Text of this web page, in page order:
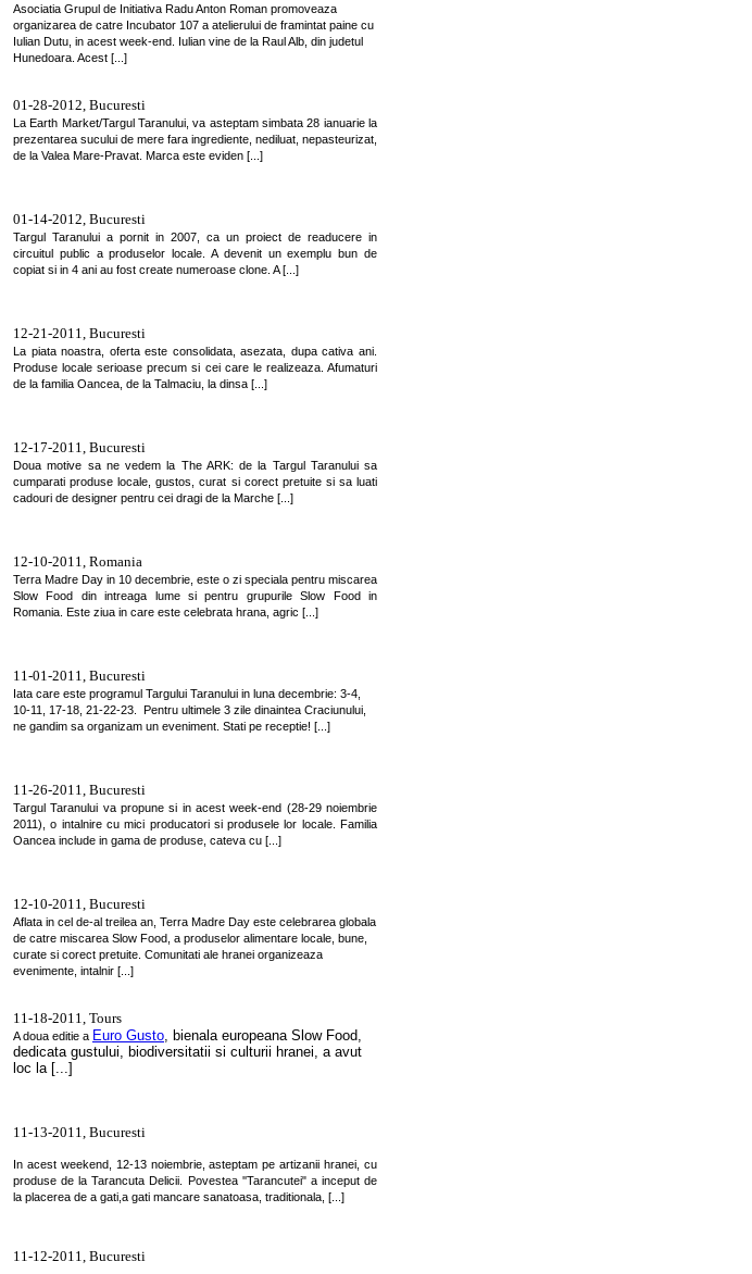
Asociatia Grupul de Initiativa Radu Anton Roman promoveaza
organizarea de catre Incubator 107 a atelierului de framintat paine cu
Iulian Dutu, in acest week-end. Iulian vine de la Raul Alb, din judetul
Hunedoara. Acest [...]
01-28-2012, Bucuresti
La Earth Market/Targul Taranului, va asteptam simbata 28 ianuarie la
prezentarea sucului de mere fara ingrediente, nediluat, nepasteurizat,
de la Valea Mare-Pravat. Marca este eviden [...]
01-14-2012, Bucuresti
Targul Taranului a pornit in 2007, ca un proiect de readucere in
circuitul public a produselor locale. A devenit un exemplu bun de
copiat si in 4 ani au fost create numeroase clone. A [...]
12-21-2011, Bucuresti
La piata noastra, oferta este consolidata, asezata, dupa cativa ani.
Produse locale serioase precum si cei care le realizeaza. Afumaturi
de la familia Oancea, de la Talmaciu, la dinsa [...]
12-17-2011, Bucuresti
Doua motive sa ne vedem la The ARK: de la Targul Taranului sa
cumparati produse locale, gustos, curat si corect pretuite si sa luati
cadouri de designer pentru cei dragi de la Marche [...]
12-10-2011, Romania
Terra Madre Day in 10 decembrie, este o zi speciala pentru miscarea
Slow Food din intreaga lume si pentru grupurile Slow Food in
Romania. Este ziua in care este celebrata hrana, agric [...]
11-01-2011, Bucuresti
Iata care este programul Targului Taranului in luna decembrie: 3-4,
10-11, 17-18, 21-22-23. Pentru ultimele 3 zile dinaintea Craciunului,
ne gandim sa organizam un eveniment. Stati pe receptie! [...]
11-26-2011, Bucuresti
Targul Taranului va propune si in acest week-end (28-29 noiembrie
2011), o intalnire cu mici producatori si produsele lor locale. Familia
Oancea include in gama de produse, cateva cu [...]
12-10-2011, Bucuresti
Aflata in cel de-al treilea an, Terra Madre Day este celebrarea globala
de catre miscarea Slow Food, a produselor alimentare locale, bune,
curate si corect pretuite. Comunitati ale hranei organizeaza
evenimente, intalnir [...]
11-18-2011, Tours
A doua editie a Euro Gusto, bienala europeana Slow Food,
dedicata gustului, biodiversitatii si culturii hranei, a avut
loc la [...]
11-13-2011, Bucuresti
In acest weekend, 12-13 noiembrie, asteptam pe artizanii hranei, cu
produse de la Tarancuta Delicii. Povestea ''Tarancutei" a inceput de
la placerea de a gati,a gati mancare sanatoasa, traditionala, [...]
11-12-2011, Bucuresti